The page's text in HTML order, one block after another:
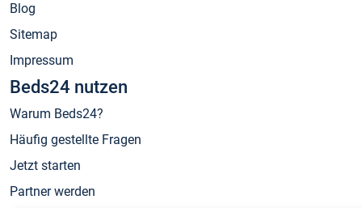
Blog
Sitemap
Impressum
Beds24 nutzen
Warum Beds24?
Häufig gestellte Fragen
Jetzt starten
Partner werden